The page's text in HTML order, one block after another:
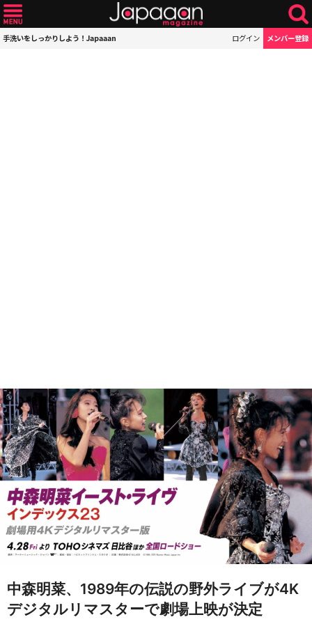
手洗いをしっかりしよう！Japaaan ログイン メンバー登録
中森明菜、1989年の伝説の野外ライブが4K
デジタルリマスターで劇場上映が決定